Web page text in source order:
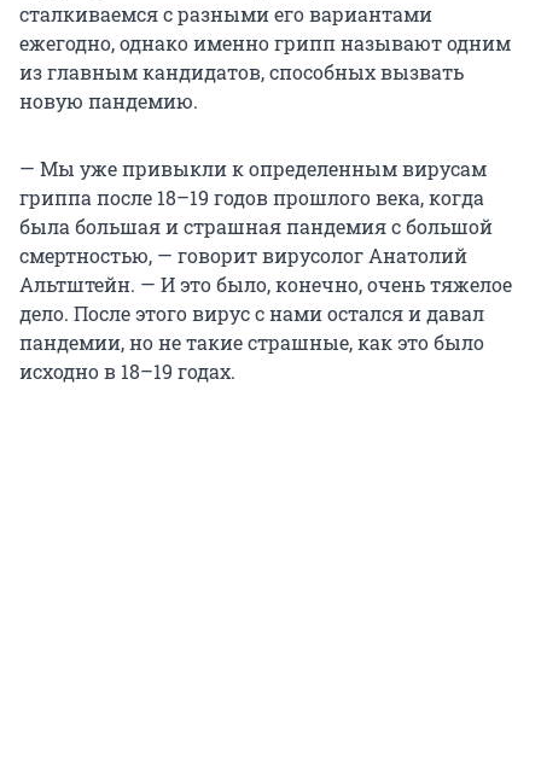
сталкиваемся с разными его вариантами
ежегодно, однако именно грипп называют одним
из главным кандидатов, способных вызвать
новую пандемию.
— Мы уже привыкли к определенным вирусам
гриппа после 18–19 годов прошлого века, когда
была большая и страшная пандемия с большой
смертностью, — говорит вирусолог Анатолий
Альтштейн. — И это было, конечно, очень тяжелое
дело. После этого вирус с нами остался и давал
пандемии, но не такие страшные, как это было
исходно в 18–19 годах.